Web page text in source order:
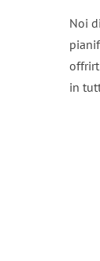
Noi
in